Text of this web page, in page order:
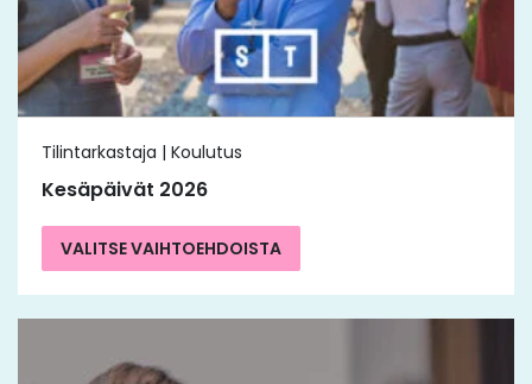
Tilintarkastaja | Koulutus
Kesäpäivät 2026
VALITSE VAIHTOEHDOISTA